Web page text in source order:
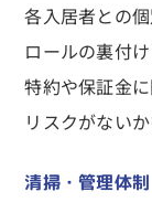
各入居者との
ロールの裏付け
特約や保証金
リスクがない
清掃・管理体制